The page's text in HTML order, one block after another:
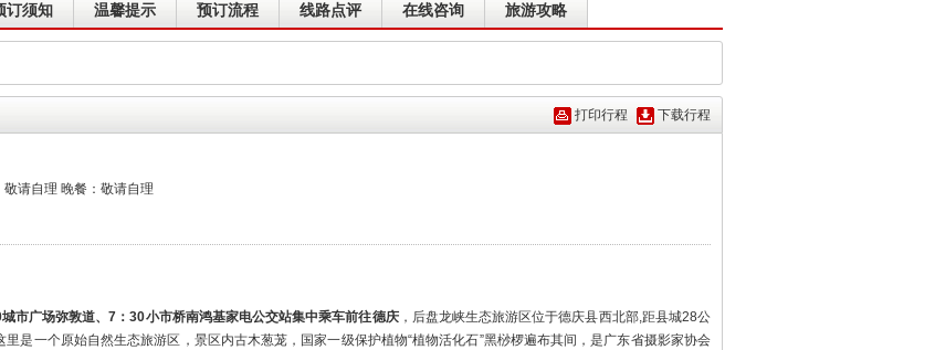
订须知 温馨提示 预订流程 线路点评 在线咨询 旅游攻略
打印行程 下载行程
请自理 晚餐：敬请自理
市广场弥敦道、7：30小市桥南鸿基家电公交站集中乘车前往德庆，后盘龙峡生态旅游区位于德庆县西北部,距县城28公
是一个原始自然生态旅游区，景区内古木葱茏，国家一级保护植物“植物活化石”黑桫椤遍布其间，是广东省摄影家协会